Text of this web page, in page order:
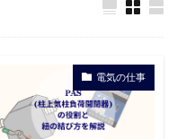
電気の仕事